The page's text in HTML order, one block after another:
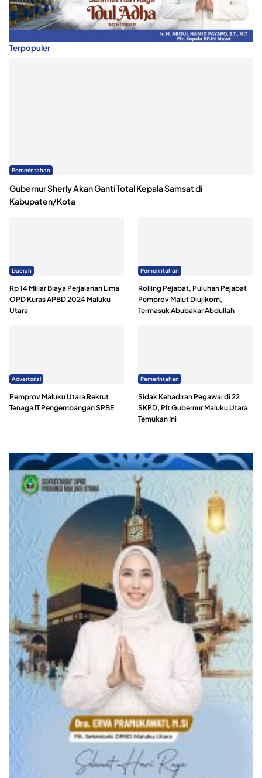
Terpopuler
Pemerintahan
Gubernur Sherly Akan Ganti Total Kepala Samsat di
Kabupaten/Kota
Daerah
Rp 14 Miliar Biaya Perjalanan Lima
OPD Kuras APBD 2024 Maluku
Utara
Pemerintahan
Rolling Pejabat, Puluhan Pejabat
Pemprov Malut Diujikom,
Termasuk Abubakar Abdullah
Advertorial
Pemprov Maluku Utara Rekrut
Tenaga IT Pengembangan SPBE
Pemerintahan
Sidak Kehadiran Pegawai di 22
SKPD, Plt Gubernur Maluku Utara
Temukan Ini